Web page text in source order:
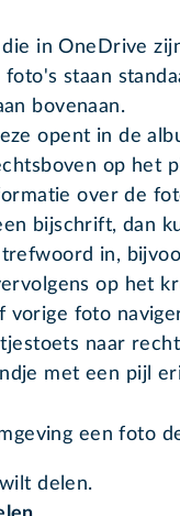
in OneDrive
staan
bovenaan.
opent in de
op het
over de
bijschrift, dan
in,
op het
vorige foto
naar
met een pijl
een foto
delen.